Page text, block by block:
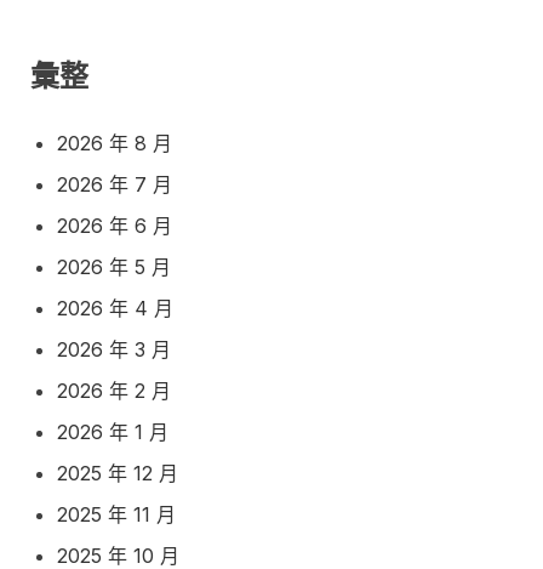
彙整
2026 年 8 月
2026 年 7 月
2026 年 6 月
2026 年 5 月
2026 年 4 月
2026 年 3 月
2026 年 2 月
2026 年 1 月
2025 年 12 月
2025 年 11 月
2025 年 10 月